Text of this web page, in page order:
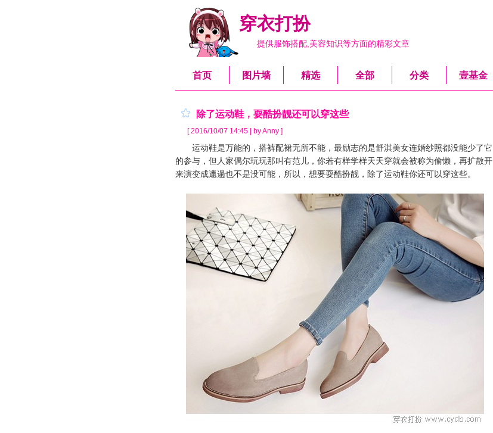
穿衣打扮
提供服饰搭配,美容知识等方面的精彩文章
首页 图片墙 精选 全部 分类 壹基金
除了运动鞋，耍酷扮靓还可以穿这些
[ 2016/10/07 14:45 | by Anny ]
运动鞋是万能的，搭裤配裙无所不能，最励志的是舒淇美女连婚纱照都没能少了它
的参与，但人家偶尔玩玩那叫有范儿，你若有样学样天天穿就会被称为偷懒，再扩散开
来演变成邋遢也不是没可能，所以，想要耍酷扮靓，除了运动鞋你还可以穿这些。